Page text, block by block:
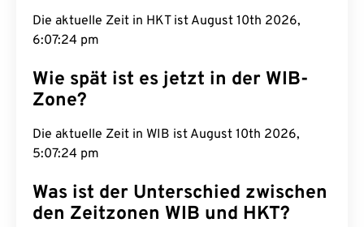
Die aktuelle Zeit in HKT ist August 10th 2026,
6:07:24 pm
Wie spät ist es jetzt in der WIB-
Zone?
Die aktuelle Zeit in WIB ist August 10th 2026,
5:07:24 pm
Was ist der Unterschied zwischen
den Zeitzonen WIB und HKT?